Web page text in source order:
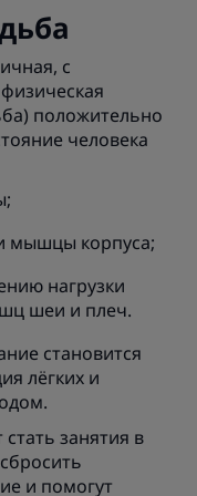
с
положительно
человека
мышцы корпуса;
нагрузки
шеи и плеч.
становится
лёгких и
занятия в
и помогут